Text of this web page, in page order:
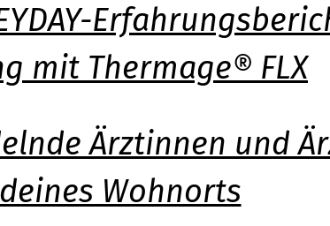
mit Thermage® FLX
Ärztinnen und
Wohnorts